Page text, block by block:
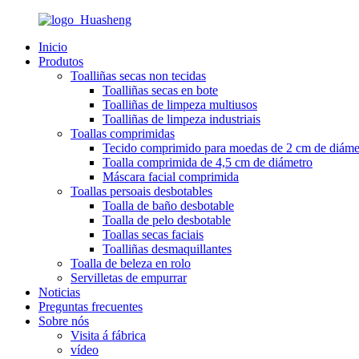
Inicio
Produtos
Toalliñas secas non tecidas
Toalliñas secas en bote
Toalliñas de limpeza multiusos
Toalliñas de limpeza industriais
Toallas comprimidas
Tecido comprimido para moedas de 2 cm de
Toalla comprimida de 4,5 cm de diámetro
Máscara facial comprimida
Toallas persoais desbotables
Toalla de baño desbotable
Toalla de pelo desbotable
Toallas secas faciais
Toalliñas desmaquillantes
Toalla de beleza en rolo
Servilletas de empurrar
Noticias
Preguntas frecuentes
Sobre nós
Visita á fábrica
vídeo